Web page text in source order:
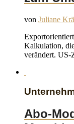
von Juliane
Kalkulation,
verändert. US-
Abo-